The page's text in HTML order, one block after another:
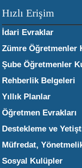
Hızlı Erişim
İdari Evraklar
Zümre Öğretmenler
Şube Öğretmenler
Rehberlik Belgeleri
Yıllık Planlar
Öğretmen Evrakları
Destekleme ve
Müfredat,
Sosyal Kulüpler